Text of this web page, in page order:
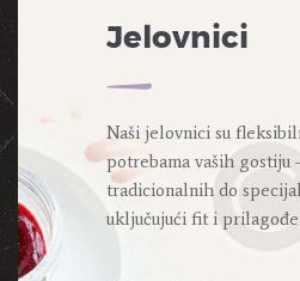
Jelovnici
Naši jelovnici su
potrebama vaših gostiju
tradicionalnih do
uključujući fit i